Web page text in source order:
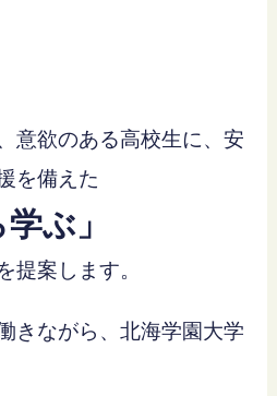
意欲のある高校生に、安
を備えた
ぶ」
提案します。
きながら、北海学園大学